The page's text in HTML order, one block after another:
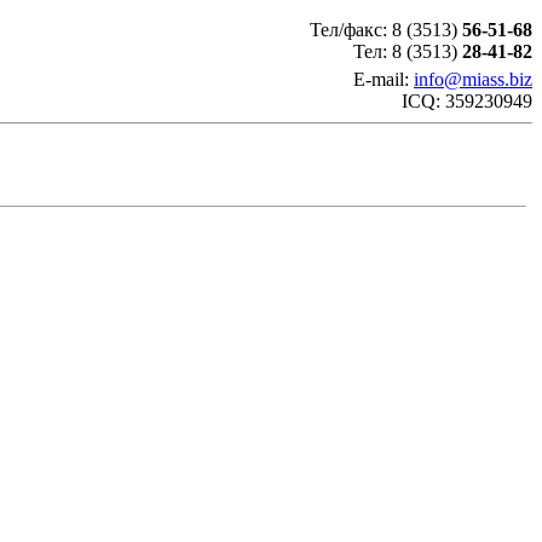
Тел/факс: 8 (3513) 56-51-68
Тел: 8 (3513) 28-41-82
E-mail: info@miass.biz
ICQ: 359230949